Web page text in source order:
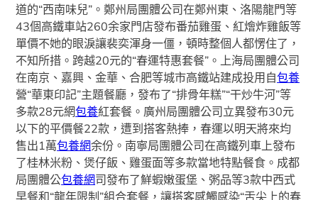
道的“西南味兒”。鄭州局團體公司在鄭州東、洛陽龍門等
43個高鐵車站260余家門店發布番茄雞蛋、紅燴炸雞飯等
單價不她的眼淚讓裴奕渾身一僵，頓時整個人都愣住了，
不知所措。跨越20元的“春運特惠套餐”。上海局團體公司
在南京、嘉興、金華、合肥等城市高鐵站建成投用自包養
營“華東印記”主題餐廳，發布了“排骨年糕”“干炒牛河”等
多款28元網包養紅套餐。廣州局團體公司立異發布30元
以下的平價餐22款，遭到搭客熱捧，春運以明天將來均
售出1萬包養網余份。南寧局團體公司在高鐵列車上發布
了桂林米粉、煲仔飯、雞蛋面等多款當地特點餐食。成都
局團體公包養網司發布了鮮蝦嫩蛋堡、粥品等3款中西式
早餐和“龍年限制”組合套餐，讓搭客感觸感染“舌尖上的春